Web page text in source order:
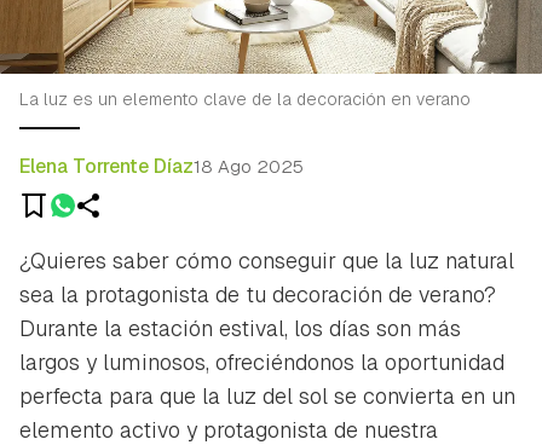
La luz es un elemento clave de la decoración en verano
Elena Torrente Díaz18 Ago 2025
¿Quieres saber cómo conseguir que la luz natural
sea la protagonista de tu decoración de verano?
Durante la estación estival, los días son más
largos y luminosos, ofreciéndonos la oportunidad
perfecta para que la luz del sol se convierta en un
elemento activo y protagonista de nuestra